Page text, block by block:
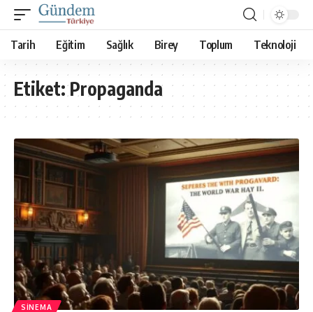
Tarih Eğitim Sağlık Birey Toplum Teknoloji
Etiket:Propaganda
SINEMA